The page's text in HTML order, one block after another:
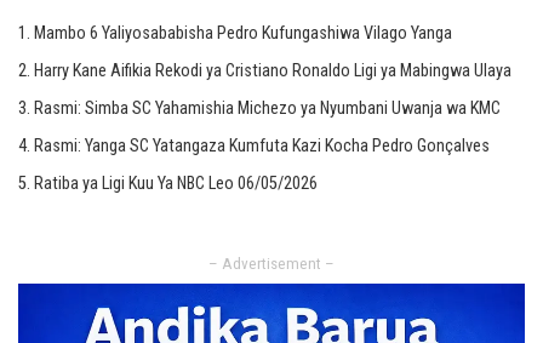
Mambo 6 Yaliyosababisha Pedro Kufungashiwa Vilago Yanga
Harry Kane Aifikia Rekodi ya Cristiano Ronaldo Ligi ya Mabingwa Ulaya
Rasmi: Simba SC Yahamishia Michezo ya Nyumbani Uwanja wa KMC
Rasmi: Yanga SC Yatangaza Kumfuta Kazi Kocha Pedro Gonçalves
Ratiba ya Ligi Kuu Ya NBC Leo 06/05/2026
– Advertisement –